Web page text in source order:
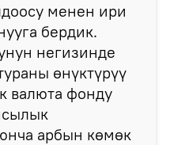
менен ири
бердик.
негизинде
өнүктүрүү
валюта фонду
арбын көмөк